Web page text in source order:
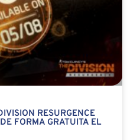
RESURGENCE
FORMA GRATUITA EL